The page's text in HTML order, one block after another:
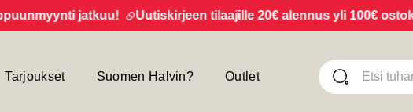
jatkuu! Uutiskirjeen tilaajille 20€ alennus yli 100€
Tarjoukset Suomen Halvin? Outlet